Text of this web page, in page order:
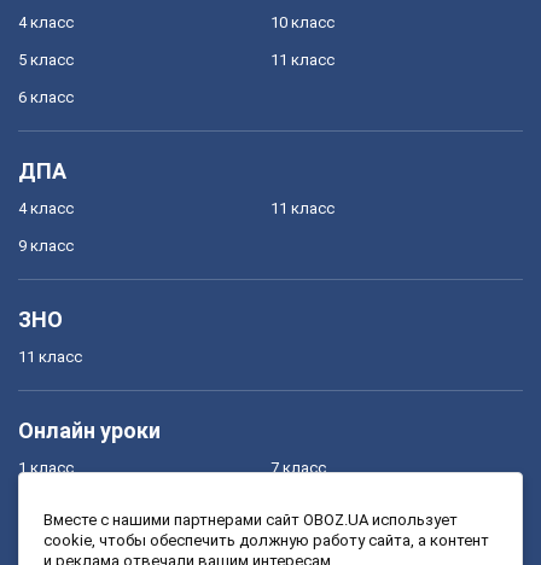
4 класс
5 класс
6 класс
10 класс
11 класс
ДПА
4 класс
9 класс
11 класс
ЗНО
11 класс
Онлайн уроки
1 класс
3 класс
7 класс
9 класс
Вместе с нашими партнерами сайт OBOZ.UA использует
cookie, чтобы обеспечить должную работу сайта, а контент
и реклама отвечали вашим интересам.